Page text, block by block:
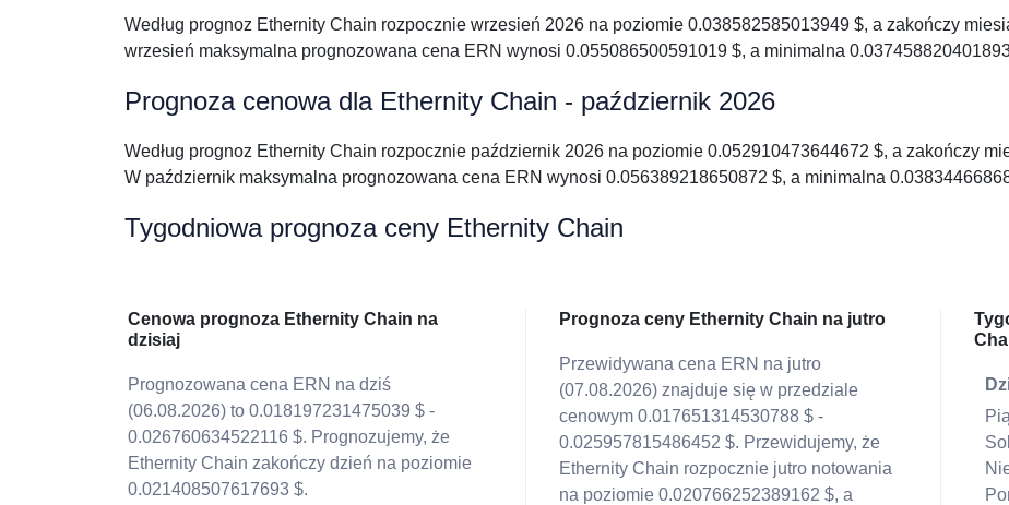
Według prognoz Ethernity Chain rozpocznie wrzesień 2026 na poziomie 0.038582585013949 $, a zakończy
wrzesień maksymalna prognozowana cena ERN wynosi 0.055086500591019 $, a minimalna
Prognoza cenowa dla Ethernity Chain - październik 2026
Według prognoz Ethernity Chain rozpocznie październik 2026 na poziomie 0.052910473644672 $, a zakończy
W październik maksymalna prognozowana cena ERN wynosi 0.056389218650872 $, a minimalna
Tygodniowa prognoza ceny Ethernity Chain
Cenowa prognoza Ethernity Chain na
dzisiaj
Prognozowana cena ERN na dziś
(06.08.2026) to 0.018197231475039 $ -
0.026760634522116 $. Prognozujemy, że
Ethernity Chain zakończy dzień na poziomie
0.021408507617693 $.
Prognoza ceny Ethernity Chain na jutro
Przewidywana cena ERN na jutro
(07.08.2026) znajduje się w przedziale
cenowym 0.017651314530788 $ -
0.025957815486452 $. Przewidujemy, że
Ethernity Chain rozpocznie jutro notowania
na poziomie 0.020766252389162 $, a